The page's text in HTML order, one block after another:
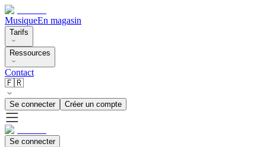
MusiqueEn magasin
Tarifs
Ressources
Contact
🇫🇷
Se connecter Créer un compte
Se connecter